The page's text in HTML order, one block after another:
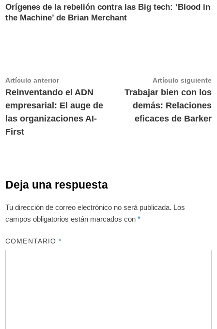
Orígenes de la rebelión contra las Big tech: ‘Blood in
the Machine’ de Brian Merchant
Navegación
de
entradas
Artículo anteriorArtículo
anterior:
Reinventando el ADN
empresarial: El auge de
las organizaciones AI-
First
Artículo siguiente
Trabajar bien con los
demás: Relaciones
eficaces de Barker
Deja una respuesta
Tu dirección de correo electrónico no será publicada. Los
campos obligatorios están marcados con*
COMENTARIO*